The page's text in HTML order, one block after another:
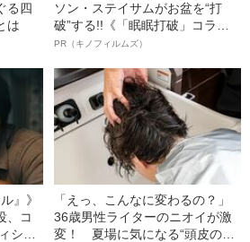
る四
は
ソン・ステイサムがお盆を“打
破”する!!《「眠眠打破」コラ
ボ》
PR（キノフィルムズ）
』》
、コ
シャ
「えっ、こんなに変わるの？」
36歳男性ライターのニオイが激
変！ 夏場に気になる“頭皮のニ